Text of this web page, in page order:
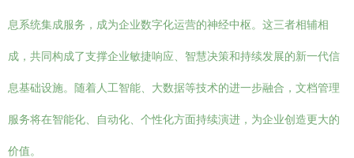
息系统集成服务，成为企业数字化运营的神经中枢。这三者相辅相
成，共同构成了支撑企业敏捷响应、智慧决策和持续发展的新一代信
息基础设施。随着人工智能、大数据等技术的进一步融合，文档管理
服务将在智能化、自动化、个性化方面持续演进，为企业创造更大的
价值。